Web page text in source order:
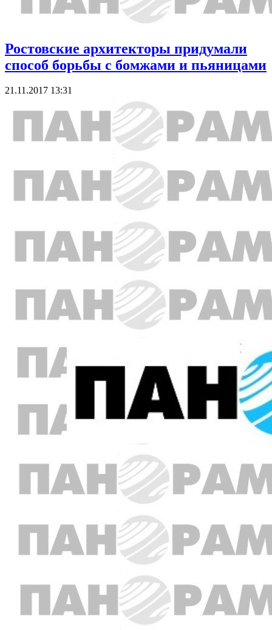
Ростовские архитекторы придумали
способ борьбы с бомжами и пьяницами
21.11.2017 13:31